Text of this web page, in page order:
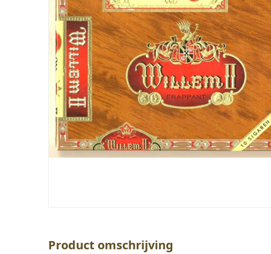
Product omschrijving